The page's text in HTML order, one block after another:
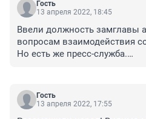
Гость
13 апреля 2022, 18:45
Ввели должность замглавы
вопросам взаимодействия
Но есть же пресс-служба.
брифинги( или по
НЕ давать)?
Гость
13 апреля 2022, 17:55